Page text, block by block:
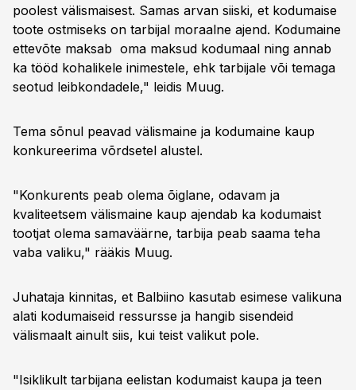
poolest välismaisest. Samas arvan siiski, et kodumaise
toote ostmiseks on tarbijal moraalne ajend. Kodumaine
ettevõte maksab oma maksud kodumaal ning annab
ka tööd kohalikele inimestele, ehk tarbijale või temaga
seotud leibkondadele," leidis Muug.
Tema sõnul peavad välismaine ja kodumaine kaup
konkureerima võrdsetel alustel.
"Konkurents peab olema õiglane, odavam ja
kvaliteetsem välismaine kaup ajendab ka kodumaist
tootjat olema samaväärne, tarbija peab saama teha
vaba valiku," rääkis Muug.
Juhataja kinnitas, et Balbiino kasutab esimese valikuna
alati kodumaiseid ressursse ja hangib sisendeid
välismaalt ainult siis, kui teist valikut pole.
"Isiklikult tarbijana eelistan kodumaist kaupa ja teen